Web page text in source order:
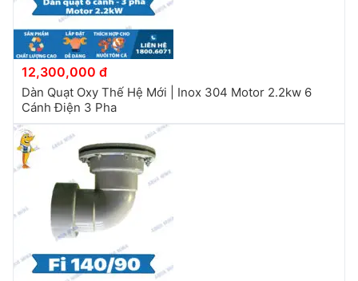
12,300,000 đ
Dàn Quạt Oxy Thế Hệ Mới | Inox 304 Motor 2.2kw 6
Cánh Điện 3 Pha